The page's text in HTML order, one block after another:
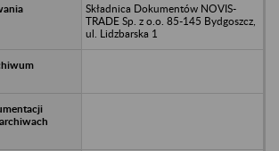
Składnica Dokumentów NOVIS-
TRADE Sp. z o.o. 85-145 Bydgoszcz,
ul. Lidzbarska 1